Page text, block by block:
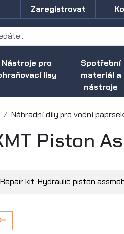
Nástroje pro
lisy
Spotřební
materiál a
nástroje
Zaregistrovat
Náhradní díly pro vodní paprsek
Piston
Repair kit, Hydraulic piston